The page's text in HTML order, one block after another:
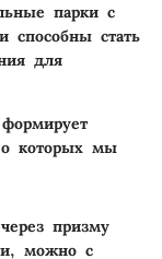
парки с
способны стать
для
о которых мы
призму
можно с